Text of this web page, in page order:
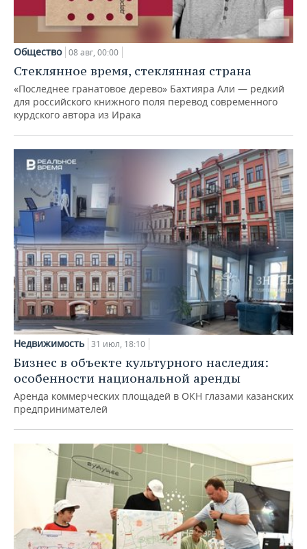
Общество 08 авг, 00:00
Стеклянное время, стеклянная страна
«Последнее гранатовое дерево» Бахтияра Али — редкий
для российского книжного поля перевод современного
курдского автора из Ирака
Недвижимость 31 июл, 18:10
Бизнес в объекте культурного наследия:
особенности национальной аренды
Аренда коммерческих площадей в ОКН глазами казанских
предпринимателей